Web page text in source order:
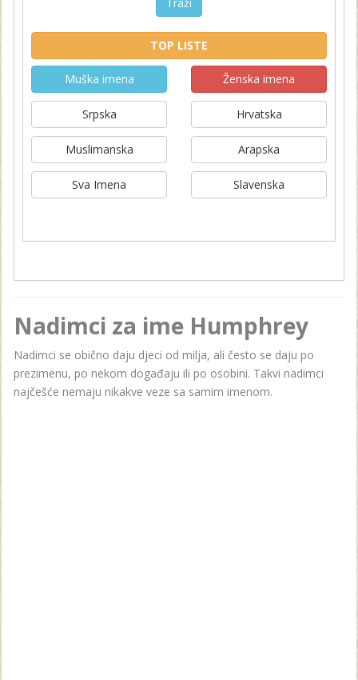
TOP LISTE
Muška imena Ženska imena
Srpska Hrvatska
Muslimanska Arapska
Sva Imena Slavenska
Nadimci za ime Humphrey
Nadimci se obično daju djeci od milja, ali često se daju po
prezimenu, po nekom događaju ili po osobini. Takvi nadimci
najčešće nemaju nikakve veze sa samim imenom.